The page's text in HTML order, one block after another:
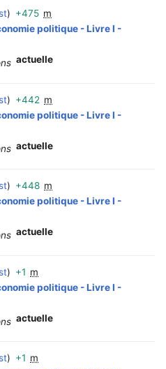
+475 m
politique - Livre I -
actuelle
+442 m
politique - Livre I -
actuelle
+448 m
politique - Livre I -
actuelle
+1 m
politique - Livre I -
actuelle
+1 m